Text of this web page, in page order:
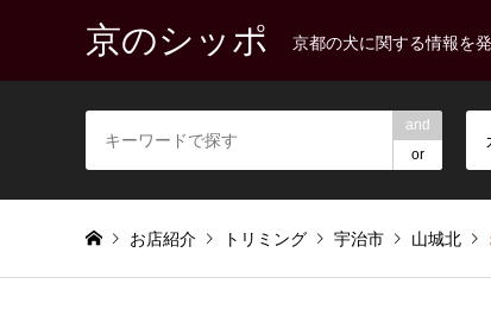
京のシッポ 京都の犬に関する情報を発
and
or
お店紹介 トリミング 宇治市 山城北